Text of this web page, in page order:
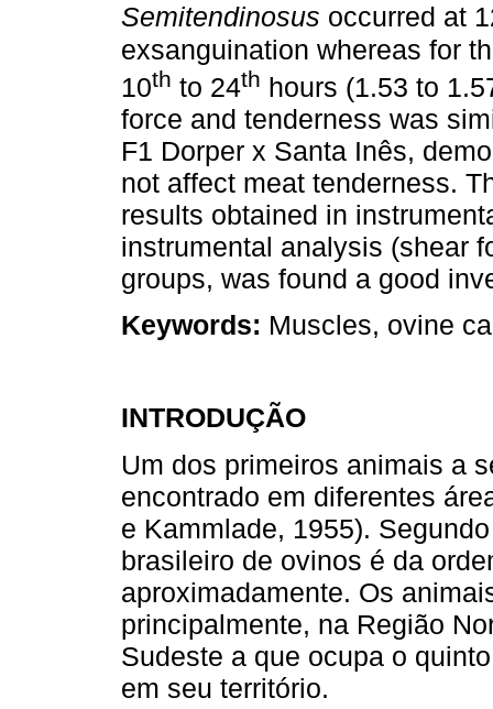
Semitendinosus occurred at
exsanguination whereas for
10th to 24th hours (1.53 to
force and tenderness was
F1 Dorper x Santa Inês,
not affect meat tenderness.
results obtained in
instrumental analysis (shear
groups, was found a good
Keywords: Muscles, ovine
INTRODUÇÃO
Um dos primeiros animais a
encontrado em diferentes
e Kammlade, 1955).
brasileiro de ovinos é da
aproximadamente. Os
principalmente, na Região
Sudeste a que ocupa o
em seu território.